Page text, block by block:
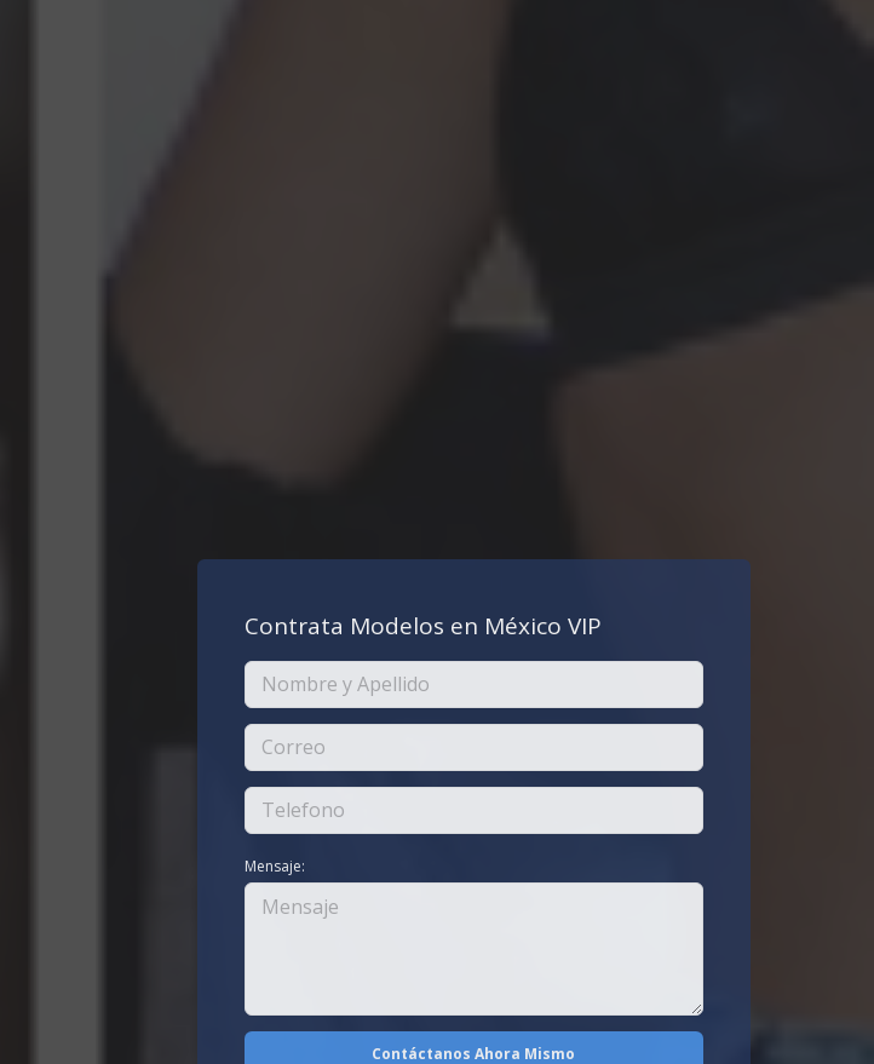
Contrata Modelos en México VIP
Mensaje: